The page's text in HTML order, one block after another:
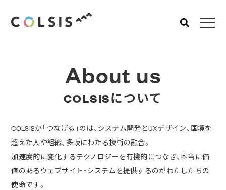
コルシスについて
Service
サービス
築
CMSソリューション
システムインテグレーショ
ン
About us
COLSISについて
COLSISが「つなげる」のは、システム開発とUXデザイン、国境を
超えた人や組織、多岐にわたる技術の融合。
加速度的に変化するテクノロジーを有機的につなぎ、本当に価
値のあるウェブサイト・システムを提供するのがわたしたちの
使命です。